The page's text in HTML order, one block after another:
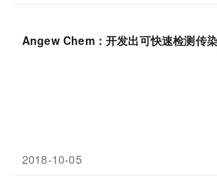
Angew Chem：开发出可快速检测传
2018-10-05